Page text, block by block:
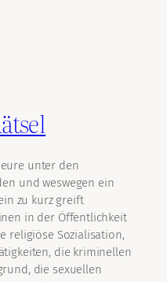
unter den
und weswegen ein
zu kurz greift
in der Öffentlichkeit
religiöse Sozialisation,
die kriminellen
die sexuellen